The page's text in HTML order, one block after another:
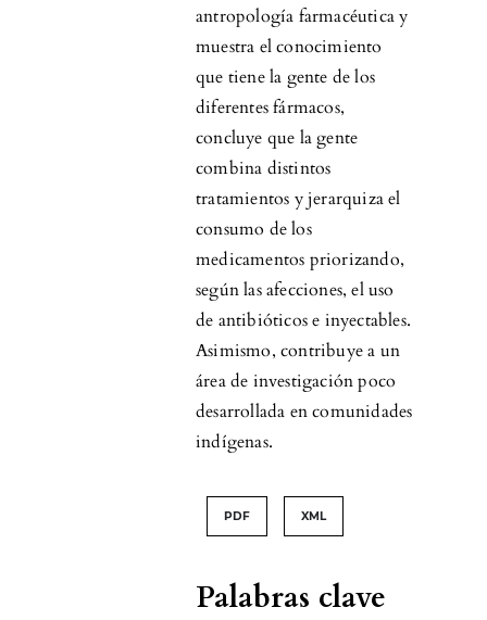
Palabras clave
antropología farmacéutica y
muestra el conocimiento
que tiene la gente de los
diferentes fármacos,
concluye que la gente
combina distintos
tratamientos y jerarquiza el
consumo de los
medicamentos priorizando,
según las afecciones, el uso
de antibióticos e inyectables.
Asimismo, contribuye a un
área de investigación poco
desarrollada en comunidades
indígenas.
PDF XML